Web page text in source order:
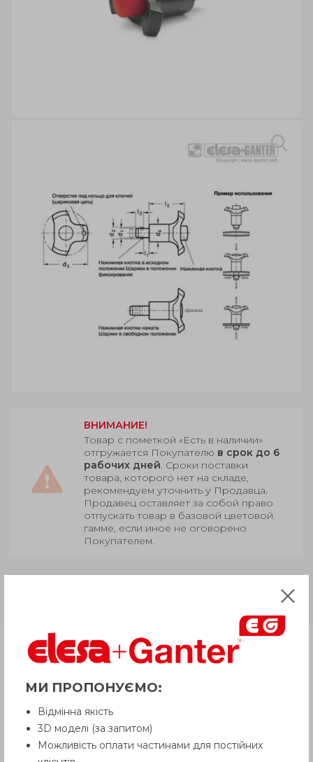
ВНИМАНИЕ!
Товар с пометкой «Есть в наличии»
отгружается Покупателю в срок до 6
рабочих дней. Сроки поставки
товара, которого нет на складе,
рекомендуем уточнить у Продавца.
Продавец оставляет за собой право
отпускать товар в базовой цветовой
гамме, если иное не оговорено
Покупателем.
Плунжер нержавеющая
Продукция
Вопрос о продукции
МИ ПРОПОНУЄМО:
Відмінна якість
3D моделі (за запитом)
Можливість оплати частинами для постійних